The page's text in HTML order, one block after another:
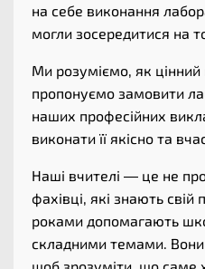
на себе виконання
могли зосередитися на
Ми розуміємо, як
пропонуємо замовити
наших професійних
виконати її якісно та
Наші вчителі — це не
фахівці, які знають свій
роками допомагають
складними темами. Вони